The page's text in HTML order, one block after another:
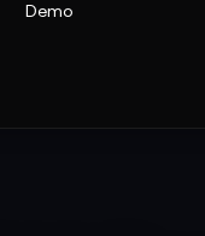
Demo